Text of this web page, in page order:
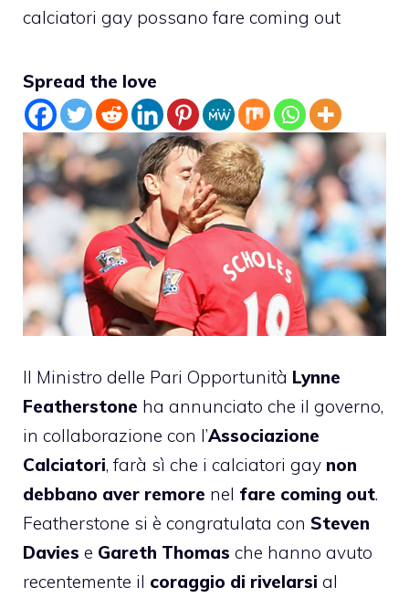
calciatori gay possano fare coming out
Spread the love
Il Ministro delle Pari Opportunità Lynne
Featherstone ha annunciato che il governo,
in collaborazione con l’Associazione
Calciatori, farà sì che i calciatori gay non
debbano aver remore nel fare coming out.
Featherstone si è congratulata con Steven
Davies e Gareth Thomas che hanno avuto
recentemente il coraggio di rivelarsi al